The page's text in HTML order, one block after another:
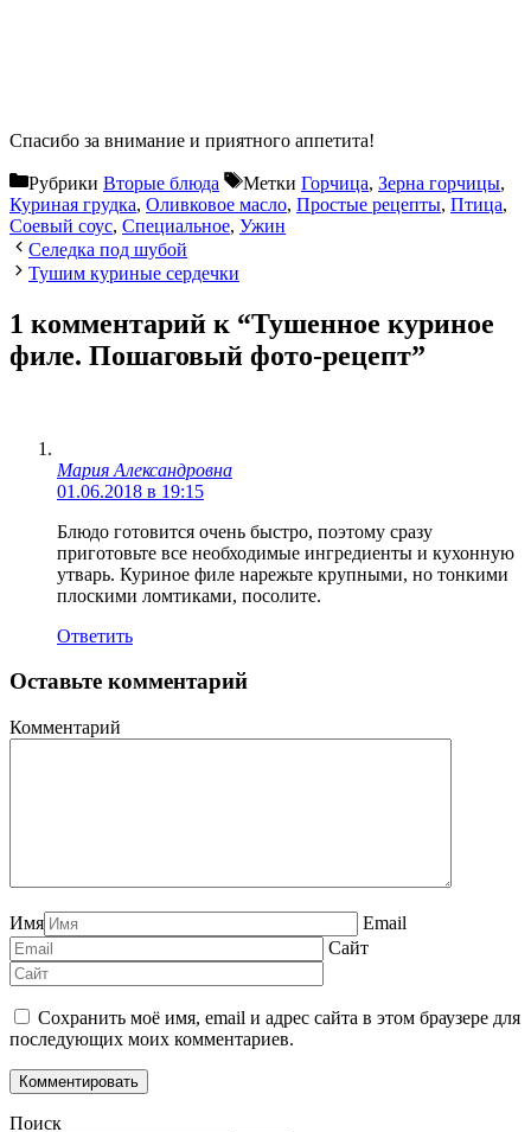
Спасибо за внимание и приятного аппетита!
Рубрики Вторые блюда Метки Горчица, Зерна горчицы,
Куриная грудка, Оливковое масло, Простые рецепты, Птица,
Соевый соус, Специальное, Ужин
Селедка под шубой
Тушим куриные сердечки
1 комментарий к “Тушенное куриное
филе. Пошаговый фото-рецепт”
Мария Александровна
01.06.2018 в 19:15
Блюдо готовится очень быстро, поэтому сразу
приготовьте все необходимые ингредиенты и кухонную
утварь. Куриное филе нарежьте крупными, но тонкими
плоскими ломтиками, посолите.
Ответить
Оставьте комментарий
Комментарий
Имя
Email
Сайт
Сохранить моё имя, email и адрес сайта в этом браузере для
последующих моих комментариев.
Поиск